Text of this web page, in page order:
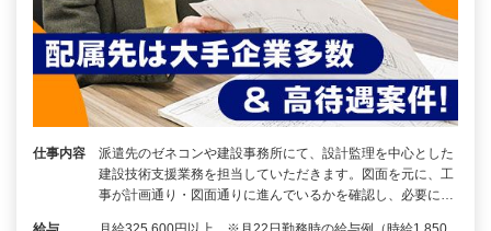
仕事内容
派遣先のゼネコンや建設事務所にて、設計監理を中心とした
建設技術支援業務を担当していただきます。図面を元に、工
事が計画通り・図面通りに進んでいるかを確認し、必要に…